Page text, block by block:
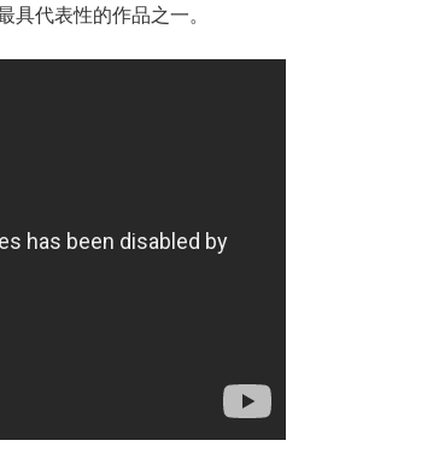
具代表性的作品之一。